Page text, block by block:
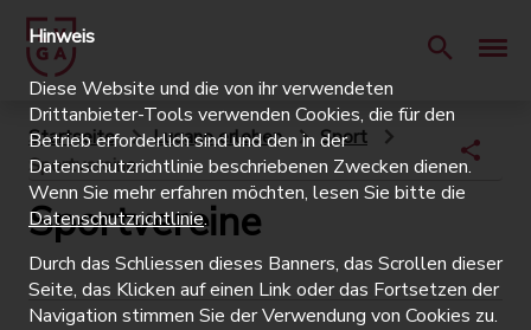
Startseite Lugano erleben
Sport
Sportvereine
Sportvereine
Hinweis
Diese Website und die von ihr verwendeten
Drittanbieter-Tools verwenden Cookies, die für den
Betrieb erforderlich sind und den in der
Datenschutzrichtlinie beschriebenen Zwecken dienen.
Wenn Sie mehr erfahren möchten, lesen Sie bitte die
Datenschutzrichtlinie.
Durch das Schliessen dieses Banners, das Scrollen dieser
Seite, das Klicken auf einen Link oder das Fortsetzen der
Navigation stimmen Sie der Verwendung von Cookies zu.